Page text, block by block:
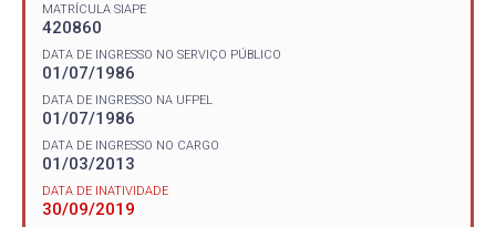
MATRÍCULA SIAPE
420860
DATA DE INGRESSO NO SERVIÇO PÚBLICO
01/07/1986
DATA DE INGRESSO NA UFPEL
01/07/1986
DATA DE INGRESSO NO CARGO
01/03/2013
DATA DE INATIVIDADE
30/09/2019